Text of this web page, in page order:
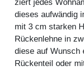
ziert jedes
dieses aufwändig
mit 3 cm starken
Rückenlehne in
diese auf Wunsch
Rückenteil oder